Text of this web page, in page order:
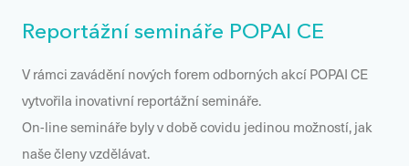
Reportážní semináře POPAI CE
V rámci zavádění nových forem odborných akcí POPAI CE
vytvořila inovativní reportážní semináře.
On-line semináře byly v době covidu jedinou možností, jak
naše členy vzdělávat.